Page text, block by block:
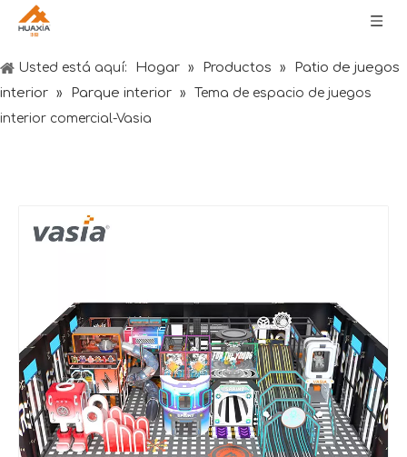
Usted está aquí: Hogar » Productos »
Patio de juegos
interior » Parque interior »
Tema de espacio de juegos
interior comercial-Vasia